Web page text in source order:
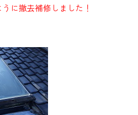
に撤去補修しました！